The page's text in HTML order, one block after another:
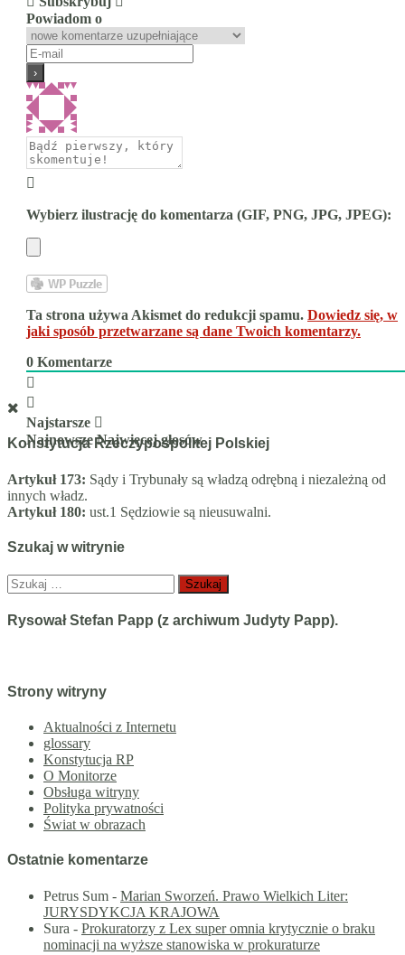
Powiadom o
Wybierz ilustrację do komentarza (GIF, PNG, JPG, JPEG):
Ta strona używa Akismet do redukcji spamu. Dowiedz się, w
jaki sposób przetwarzane są dane Twoich komentarzy.
0 Komentarze
Najstarsze
Najnowsze Najwięcej głosów
Konstytucja Rzeczypospolitej Polskiej
Artykuł 173: Sądy i Trybunały są władzą odrębną i niezależną od
innych władz.
Artykuł 180: ust.1 Sędziowie są nieusuwalni.
Szukaj w witrynie
Szukaj:
Rysował Stefan Papp (z archiwum Judyty Papp).
Strony witryny
Aktualności z Internetu
glossary
Konstytucja RP
O Monitorze
Obsługa witryny
Polityka prywatności
Świat w obrazach
Ostatnie komentarze
Petrus Sum - Marian Sworzeń. Prawo Wielkich Liter:
JURYSDYKCJA KRAJOWA
Sura - Prokuratorzy z Lex super omnia krytycznie o braku
nominacji na wyższe stanowiska w prokuraturze